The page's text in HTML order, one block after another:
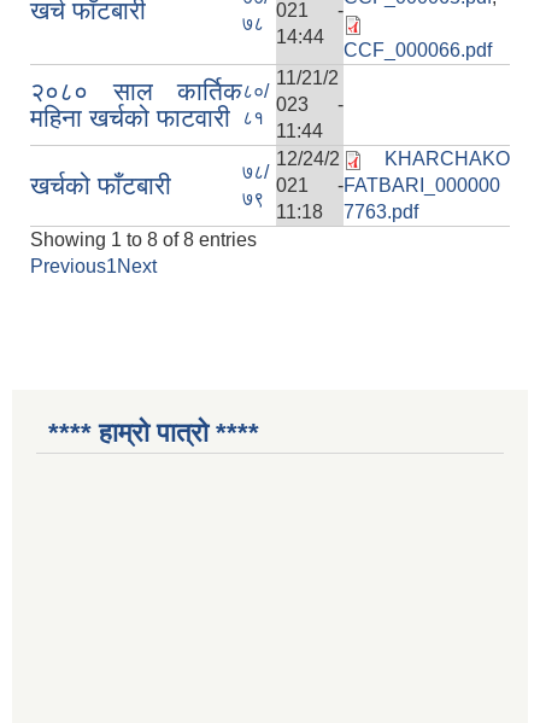
खर्च फाँटबारी
७८
021 -
14:44
CCF_000066.pdf
२०८० साल कार्तिक
महिना खर्चको फाटवारी
८०/
८१
11/21/2
023 -
11:44
खर्चको फाँटबारी
७८/
७९
12/24/2
021 -
11:18
KHARCHAKO
FATBARI_000000
7763.pdf
Showing 1 to 8 of 8 entries
Previous1Next
**** हाम्रो पात्रो ****